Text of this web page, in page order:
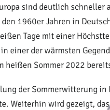
sind deutlich schneller
1960er Jahren in
Tage mit einer
einer der wärmsten
Sommer 2022
der Sommerwitterung
Weiterhin wird gezeigt,